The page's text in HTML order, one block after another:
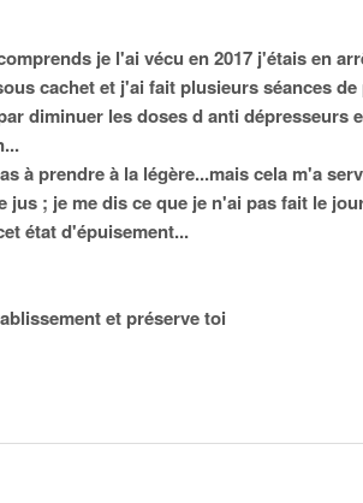
je l'ai vécu en 2017 j'étais en
cachet et j'ai fait plusieurs séances
diminuer les doses d anti
à prendre à la légère...mais cela m'a
jus ; je me dis ce que je n'ai pas fait le
état d'épuisement...
et préserve toi